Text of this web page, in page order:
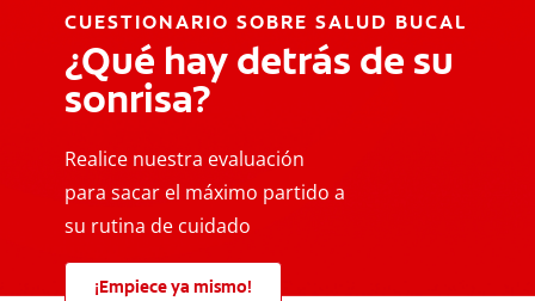
CUESTIONARIO SOBRE SALUD BUCAL
¿Qué hay detrás de su
sonrisa?
Realice nuestra evaluación
para sacar el máximo partido a
su rutina de cuidado
¡Empiece ya mismo!